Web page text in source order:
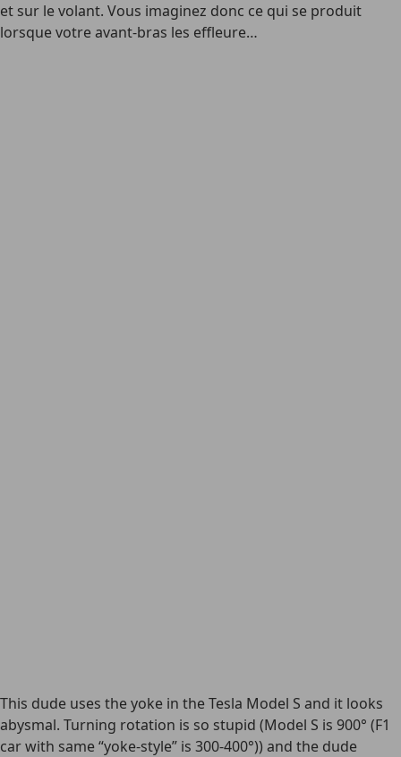
et sur le volant. Vous imaginez donc ce qui se produit
lorsque votre avant-bras les effleure…
This dude uses the yoke in the Tesla Model S and it looks
abysmal. Turning rotation is so stupid (Model S is 900° (F1
car with same “yoke-style” is 300-400°)) and the dude